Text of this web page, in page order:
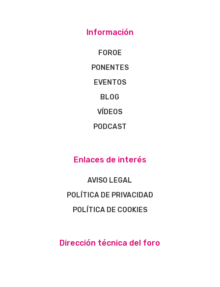
Información
FOROE
PONENTES
EVENTOS
BLOG
VÍDEOS
PODCAST
Enlaces de interés
AVISO LEGAL
POLÍTICA DE PRIVACIDAD
POLÍTICA DE COOKIES
Dirección técnica del foro